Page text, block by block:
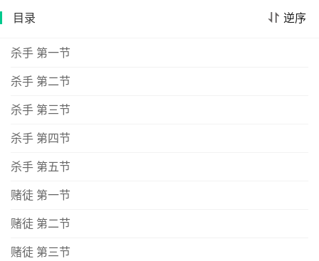
扭曲的爱憎？又隐藏了什么样的阴谋？日本文学史上罕见
的奇迹——横跨时代历史小说与推理小说两大领域、日本
作家公认最有资格继承吉川英治、松本清张、司马辽太郎
衣钵的大众文学作家。以人情、幽默、谜团取胜的宫部时
代进化杰作9连霸！《达文西》杂志票选为日本最受欢迎女
就真的是大事了吧。这是一场摸不着头绪的游戏。在本所
深川地区担任定町回同心（相当于现在的巡警）的平四
跟随。虽不至于落入陷阱，但那拍着手移动的真正的鬼，
却将他步步引开，远离那个无论如何都不想让人看见的东
西。——捉迷藏，那是小孩子的事儿。找弓之助来帮忙，
搞不好是正办。牵着弓之助的手，走在满是尘沙的夏日之
逆序
目录
杀手 第一节
杀手 第二节
杀手 第三节
杀手 第四节
杀手 第五节
赌徒 第一节
赌徒 第二节
赌徒 第三节